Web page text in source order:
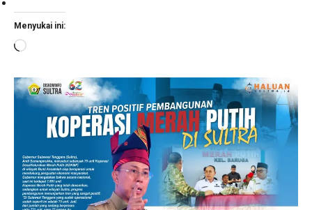
Menyukai ini:
Memuat...